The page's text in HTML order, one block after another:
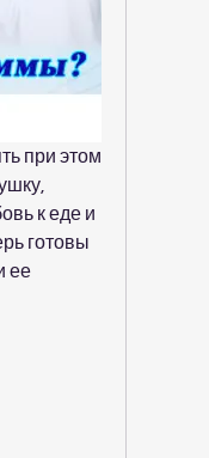
при этом
к еде и
готовы
ее